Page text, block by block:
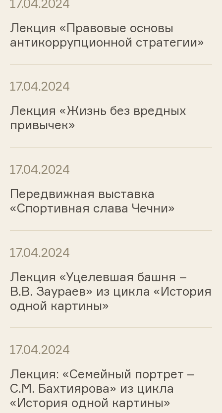
17.04.2024
Лекция «Правовые основы
антикоррупционной стратегии»
17.04.2024
Лекция «Жизнь без вредных
привычек»
17.04.2024
Передвижная выставка
«Спортивная слава Чечни»
17.04.2024
Лекция «Уцелевшая башня –
В.В. Заураев» из цикла «История
одной картины»
17.04.2024
Лекция: «Семейный портрет –
С.М. Бахтиярова» из цикла
«История одной картины»